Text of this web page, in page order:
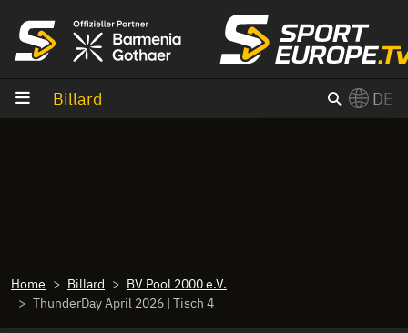
Billard DE
Home Billard
BV Pool 2000 e.V.
ThunderDay April 2026 | Tisch 4